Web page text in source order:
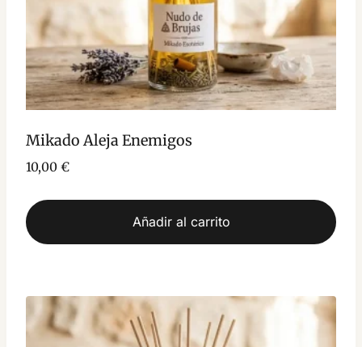
Mikado Aleja Enemigos
10,00 €
Añadir al carrito